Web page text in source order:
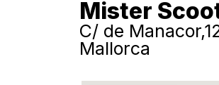
Mister
C/ de
Mallorca